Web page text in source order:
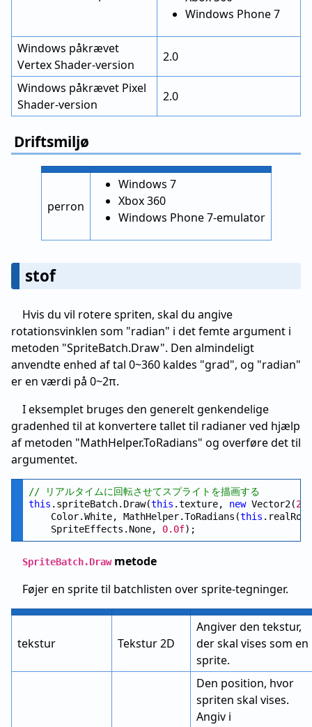
Windows Phone 7
Windows påkrævet
Vertex Shader-version
2.0
Windows påkrævet Pixel
Shader-version
2.0
Driftsmiljø
perron
Windows 7
Xbox 360
Windows Phone 7-emulator
stof
Hvis du vil rotere spriten, skal du angive
rotationsvinklen som "radian" i det femte argument i
metoden "SpriteBatch.Draw". Den almindeligt
anvendte enhed af tal 0~360 kaldes "grad", og "radian"
er en værdi på 0~2π.
I eksemplet bruges den generelt genkendelige
gradenhed til at konvertere tallet til radianer ved hjælp
af metoden "MathHelper.ToRadians" og overføre det til
argumentet.
// リアルタイムに回転させてスプライトを描画する
this .spriteBatch.Draw(this .texture, new Vector2(
    Color.White, MathHelper.ToRadians(
this
    SpriteEffects.None,
0.0f
SpriteBatch.Drawmetode
Føjer en sprite til batchlisten over sprite-tegninger.
tekstur Tekstur 2D
Angiver den tekstur,
der skal vises som en
sprite.
Den position, hvor
spriten skal vises.
Angiv i